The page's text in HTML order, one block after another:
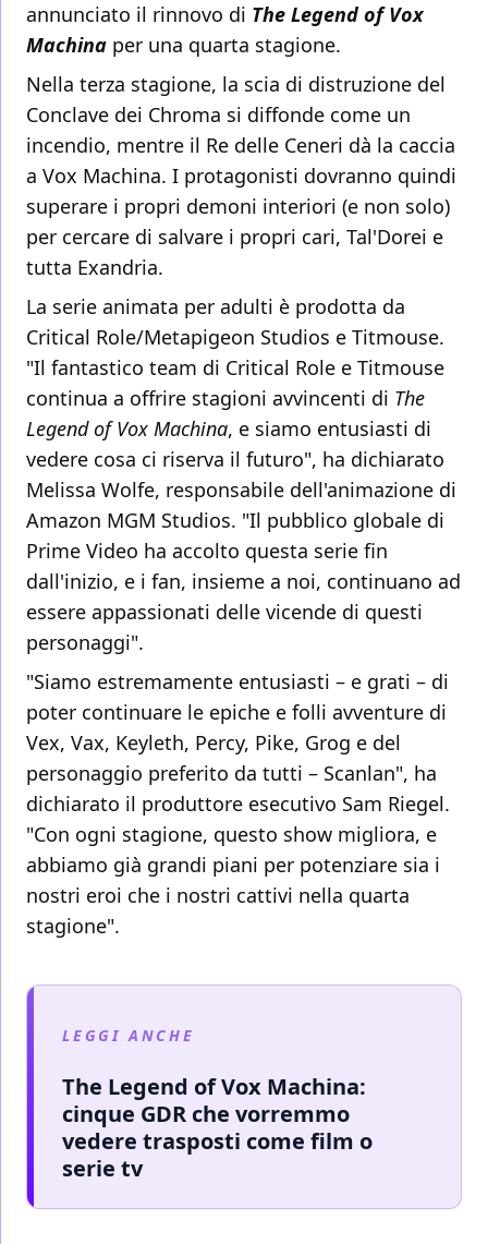
annunciato il rinnovo di The Legend of Vox
Machina per una quarta stagione.
Nella terza stagione, la scia di distruzione del
Conclave dei Chroma si diffonde come un
incendio, mentre il Re delle Ceneri dà la caccia
a Vox Machina. I protagonisti dovranno quindi
superare i propri demoni interiori (e non solo)
per cercare di salvare i propri cari, Tal'Dorei e
tutta Exandria.
La serie animata per adulti è prodotta da
Critical Role/Metapigeon Studios e Titmouse.
"Il fantastico team di Critical Role e Titmouse
continua a offrire stagioni avvincenti di The
Legend of Vox Machina, e siamo entusiasti di
vedere cosa ci riserva il futuro", ha dichiarato
Melissa Wolfe, responsabile dell'animazione di
Amazon MGM Studios. "Il pubblico globale di
Prime Video ha accolto questa serie fin
dall'inizio, e i fan, insieme a noi, continuano ad
essere appassionati delle vicende di questi
personaggi".
"Siamo estremamente entusiasti – e grati – di
poter continuare le epiche e folli avventure di
Vex, Vax, Keyleth, Percy, Pike, Grog e del
personaggio preferito da tutti – Scanlan", ha
dichiarato il produttore esecutivo Sam Riegel.
"Con ogni stagione, questo show migliora, e
abbiamo già grandi piani per potenziare sia i
nostri eroi che i nostri cattivi nella quarta
stagione".
LEGGI ANCHE
The Legend of Vox Machina:
cinque GDR che vorremmo
vedere trasposti come film o
serie tv